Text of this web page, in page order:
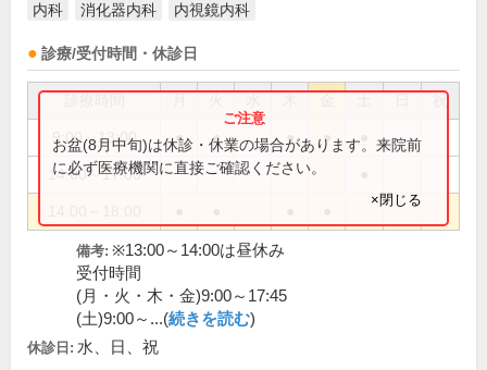
内科 消化器内科 内視鏡内科
診療/受付時間・休診日
祝
9:00～13:00 ● ● ● ●
14:00～17:00
お盆(8月中旬)は休診・休業の場合があります。来院前
に必ず医療機関に直接ご確認ください。
×閉じる
備考: ※13:00～14:00は昼休み
受付時間
(月・火・木・金)9:00～17:45
(土)9:00～...(続きを読む)
休診日: 水、日、祝